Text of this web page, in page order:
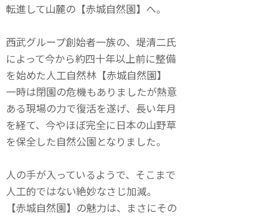
転進して山麓の【赤城自然園】へ。
西武グループ創始者一族の、堤清二氏
によって今から約四十年以上前に整備
を始めた人工自然林【赤城自然園】
一時は閉園の危機もありましたが熱意
ある現場の力で復活を遂げ、長い年月
を経て、今やほぼ完全に日本の山野草
を保全した自然公園となりました。
人の手が入っているようで、そこまで
人工的ではない絶妙なさじ加減。
【赤城自然園】の魅力は、まさにその